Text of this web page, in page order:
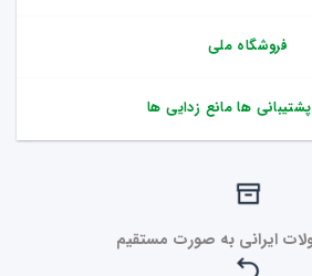
فروشگاه ملی
ها مانع زدایی ها
ایرانی به صورت مستقیم